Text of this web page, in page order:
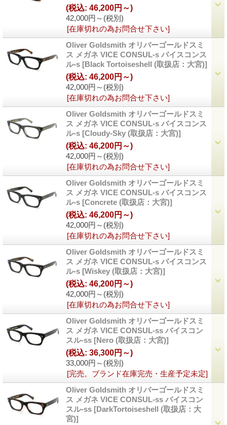
42,000円～ (税別)
(税込: 46,200円～)
[在庫切れの為お問合せ下さい]
Oliver Goldsmith オリバーゴールドスミ
ス メガネ VICE CONSUL-s バイスコンス
ル-s [Black Tortoiseshell (取扱店：大宮)]
42,000円～ (税別)
(税込: 46,200円～)
[在庫切れの為お問合せ下さい]
Oliver Goldsmith オリバーゴールドスミ
ス メガネ VICE CONSUL-s バイスコンス
ル-s [Cloudy-Sky (取扱店：大宮)]
42,000円～ (税別)
(税込: 46,200円～)
[在庫切れの為お問合せ下さい]
Oliver Goldsmith オリバーゴールドスミ
ス メガネ VICE CONSUL-s バイスコンス
ル-s [Concrete (取扱店：大宮)]
42,000円～ (税別)
(税込: 46,200円～)
[在庫切れの為お問合せ下さい]
Oliver Goldsmith オリバーゴールドスミ
ス メガネ VICE CONSUL-s バイスコンス
ル-s [Wiskey (取扱店：大宮)]
42,000円～ (税別)
(税込: 46,200円～)
[在庫切れの為お問合せ下さい]
Oliver Goldsmith オリバーゴールドスミ
ス メガネ VICE CONSUL-ss バイスコン
スル-ss [Nero (取扱店：大宮)]
33,000円～ (税別)
(税込: 36,300円～)
[完売。ブランド在庫完売・生産予定未定]
Oliver Goldsmith オリバーゴールドスミ
ス メガネ VICE CONSUL-ss バイスコン
スル-ss [DarkTortoiseshell (取扱店：大
宮)]